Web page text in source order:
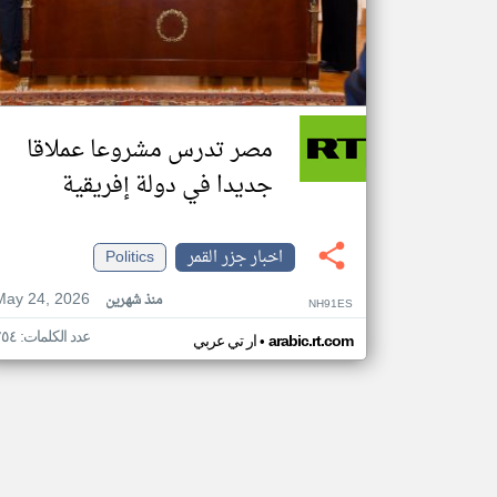
مصر تدرس مشروعا عملاقا
جديدا في دولة إفريقية
اخبار جزر القمر
Politics
24, 2026
منذ شهرين NH91ES
ار تي عربي• arabic.rt.com عدد الكلمات: ٢٥٤